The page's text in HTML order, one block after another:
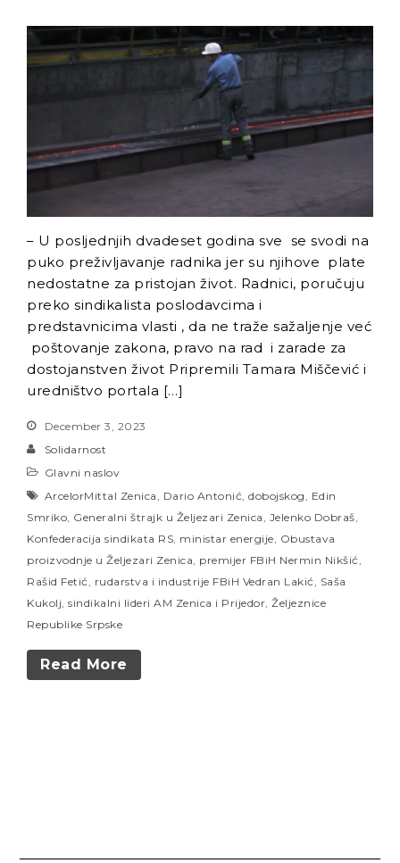
– U posljednjih dvadeset godina sve se svodi na
puko preživljavanje radnika jer su njihove plate
nedostatne za pristojan život. Radnici, poručuju
preko sindikalista poslodavcima i
predstavnicima vlasti , da ne traže sažaljenje već
poštovanje zakona, pravo na rad i zarade za
dostojanstven život Pripremili Tamara Miščević i
uredništvo portala […]
December 3, 2023
Solidarnost
Glavni naslov
ArcelorMittal Zenica
Dario Antonić dobojskog
Edin
Smriko Generalni štrajk u Željezari Zenica Jelenko Dobraš
Konfederacija sindikata RS ministar energije Obustava
proizvodnje u Željezari Zenica premijer FBiH Nermin Nikšić
Rašid Fetić
rudarstva i industrije FBiH Vedran Lakić
Saša
Kukolj sindikalni lideri AM Zenica i Prijedor Željeznice
Republike Srpske
Read More